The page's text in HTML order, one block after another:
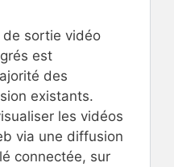
de sortie vidéo
est
des
existants.
les vidéos
via une diffusion
connectée, sur